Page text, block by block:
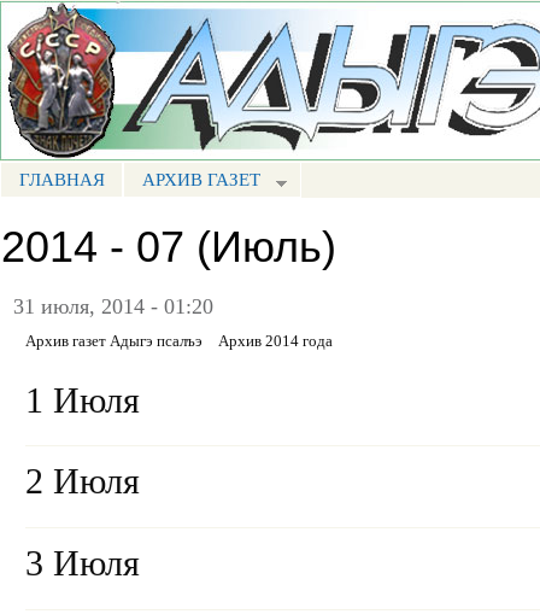
Портал СМИ КБР
МЕНЮ АП
ГЛАВНАЯ АРХИВ ГАЗЕТ
2014 - 07 (Июль)
31 июля, 2014 - 01:20
Архив газет Адыгэ псалъэ Архив 2014 года
1 Июля
2 Июля
3 Июля